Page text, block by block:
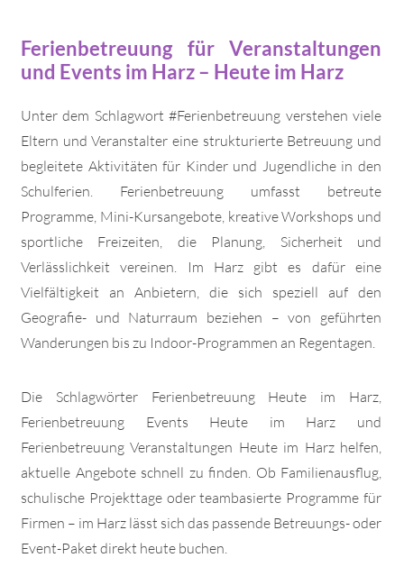
Ferienbetreuung für Veranstaltungen
und Events im Harz – Heute im Harz
Unter dem Schlagwort #Ferienbetreuung verstehen viele
Eltern und Veranstalter eine strukturierte Betreuung und
begleitete Aktivitäten für Kinder und Jugendliche in den
Schulferien. Ferienbetreuung umfasst betreute
Programme, Mini-Kursangebote, kreative Workshops und
sportliche Freizeiten, die Planung, Sicherheit und
Verlässlichkeit vereinen. Im Harz gibt es dafür eine
Vielfältigkeit an Anbietern, die sich speziell auf den
Geografie- und Naturraum beziehen – von geführten
Wanderungen bis zu Indoor-Programmen an Regentagen.
Die Schlagwörter Ferienbetreuung Heute im Harz,
Ferienbetreuung Events Heute im Harz und
Ferienbetreuung Veranstaltungen Heute im Harz helfen,
aktuelle Angebote schnell zu finden. Ob Familienausflug,
schulische Projekttage oder teambasierte Programme für
Firmen – im Harz lässt sich das passende Betreuungs- oder
Event-Paket direkt heute buchen.